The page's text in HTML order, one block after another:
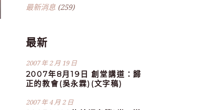
最新消息(259)
最新
2007 年 2 月 19 日
2007年8月19日 創堂講道：歸
正的教會(吳永霖)(文字稿)
2007 年 4 月 2 日